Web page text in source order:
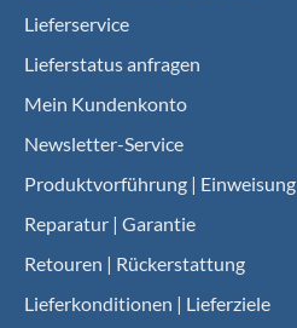
Lieferservice
Lieferstatus anfragen
Mein Kundenkonto
Newsletter-Service
Produktvorführung | Einweisung
Reparatur | Garantie
Retouren | Rückerstattung
Lieferkonditionen | Lieferziele